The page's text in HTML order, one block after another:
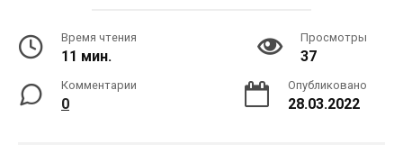
Время чтения
11 мин.
Просмотры
37
Комментарии
0
Опубликовано
28.03.2022